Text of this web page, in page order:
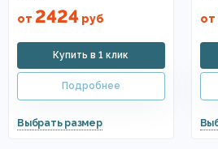
от 2424 руб от